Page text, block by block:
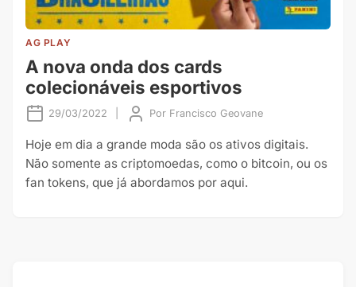
AG PLAY
A nova onda dos cards
colecionáveis esportivos
29/03/2022 Por Francisco Geovane
Hoje em dia a grande moda são os ativos digitais.
Não somente as criptomoedas, como o bitcoin, ou os
fan tokens, que já abordamos por aqui.